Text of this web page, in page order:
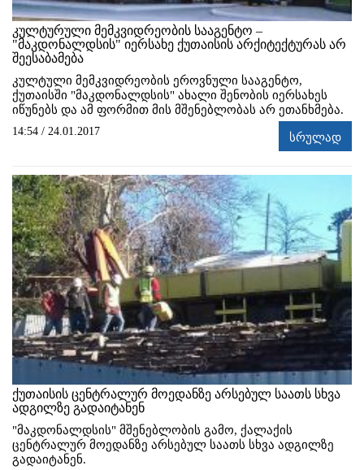
კულტურული მემკვიდრეობის სააგენტო –
"მაკდონალდსის" იერსახე ქუთაისის არქიტექტურას არ
შეესაბამება
კულტული მემკვიდრეობის ეროვნული სააგენტო,
ქუთაისში "მაკდონალდსის" ახალი შენობის იერსახეს
იწუნებს და ამ ფორმით მის მშენებლობას არ ეთანხმება.
14:54 / 24.01.2017 სრულად
ქუთაისის ცენტრალურ მოედანზე არსებულ საათს სხვა
ადგილზე გადაიტანენ
"მაკდონალდსის" მშენებლობის გამო, ქალაქის
ცენტრალურ მოედანზე არსებულ საათს სხვა ადგილზე
გადაიტანენ.